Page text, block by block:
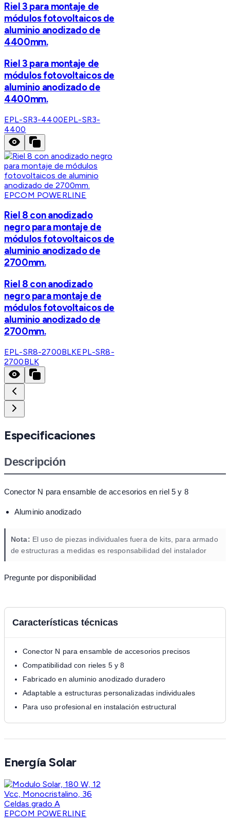
Riel 3 para montaje de
módulos fotovoltaicos de
aluminio anodizado de
4400mm.
Riel 3 para montaje de
módulos fotovoltaicos de
aluminio anodizado de
4400mm.
EPL-SR3-4400EPL-SR3-
4400
EPCOM POWERLINE
Riel 8 con anodizado
negro para montaje de
módulos fotovoltaicos de
aluminio anodizado de
2700mm.
Riel 8 con anodizado
negro para montaje de
módulos fotovoltaicos de
aluminio anodizado de
2700mm.
EPL-SR8-2700BLKEPL-SR8-
2700BLK
Especificaciones
Descripción
Conector N para ensamble de accesorios en riel 5 y 8
Aluminio anodizado
Nota: El uso de piezas individuales fuera de kits, para armado
de estructuras a medidas es responsabilidad del instalador
Pregunte por disponibilidad
Características técnicas
Conector N para ensamble de accesorios precisos
Compatibilidad con rieles 5 y 8
Fabricado en aluminio anodizado duradero
Adaptable a estructuras personalizadas individuales
Para uso profesional en instalación estructural
Energía Solar
EPCOM POWERLINE